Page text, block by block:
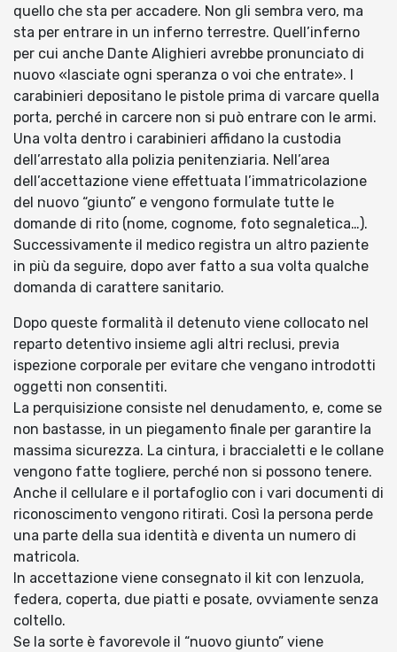
quello che sta per accadere. Non gli sembra vero, ma
sta per entrare in un inferno terrestre. Quell’inferno
per cui anche Dante Alighieri avrebbe pronunciato di
nuovo «lasciate ogni speranza o voi che entrate». I
carabinieri depositano le pistole prima di varcare quella
porta, perché in carcere non si può entrare con le armi.
Una volta dentro i carabinieri affidano la custodia
dell’arrestato alla polizia penitenziaria. Nell’area
dell’accettazione viene effettuata l’immatricolazione
del nuovo “giunto” e vengono formulate tutte le
domande di rito (nome, cognome, foto segnaletica…).
Successivamente il medico registra un altro paziente
in più da seguire, dopo aver fatto a sua volta qualche
domanda di carattere sanitario.
Dopo queste formalità il detenuto viene collocato nel
reparto detentivo insieme agli altri reclusi, previa
ispezione corporale per evitare che vengano introdotti
oggetti non consentiti.
La perquisizione consiste nel denudamento, e, come se
non bastasse, in un piegamento finale per garantire la
massima sicurezza. La cintura, i braccialetti e le collane
vengono fatte togliere, perché non si possono tenere.
Anche il cellulare e il portafoglio con i vari documenti di
riconoscimento vengono ritirati. Così la persona perde
una parte della sua identità e diventa un numero di
matricola.
In accettazione viene consegnato il kit con lenzuola,
federa, coperta, due piatti e posate, ovviamente senza
coltello.
Se la sorte è favorevole il “nuovo giunto” viene